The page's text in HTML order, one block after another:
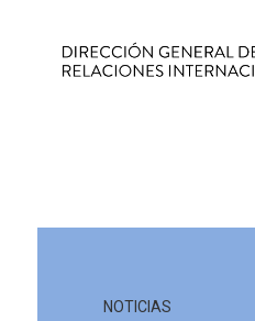
NOTICIAS